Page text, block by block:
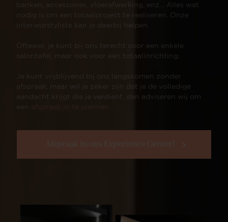
banken, accessoires, vloerafwerking, enz… Alles wat
nodig is om een totaalproject te realiseren. Onze
interieurstyliste kan je daarbij helpen.
Oftewel, je kunt bij ons terecht voor een enkele
salontafel, maar ook voor een totaalinrichting.
Je kunt vrijblijvend bij ons langskomen zonder
afspraak, maar wil je zeker zijn dat je de volledige
aandacht krijgt die je verdient, dan adviseren wij om
een
Afspraak in ons Experience Center!